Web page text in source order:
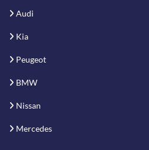
Audi
Kia
Peugeot
BMW
Nissan
Mercedes